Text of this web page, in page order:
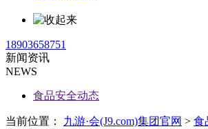
18903658751
新闻资讯
NEWS
食品安全动态
当前位置： 九游·会(J9.com)集团官网 > 食